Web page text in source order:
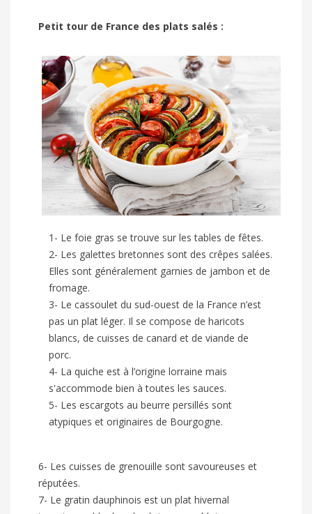
Petit tour de France des plats salés :
1- Le foie gras se trouve sur les tables de fêtes.
2- Les galettes bretonnes sont des crêpes salées.
Elles sont généralement garnies de jambon et de
fromage.
3- Le cassoulet du sud-ouest de la France n’est
pas un plat léger. Il se compose de haricots
blancs, de cuisses de canard et de viande de
porc.
4- La quiche est à l’origine lorraine mais
s'accommode bien à toutes les sauces.
5- Les escargots au beurre persillés sont
atypiques et originaires de Bourgogne.
6- Les cuisses de grenouille sont savoureuses et
réputées.
7- Le gratin dauphinois est un plat hivernal